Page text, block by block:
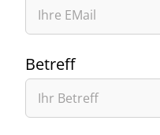
Betreff